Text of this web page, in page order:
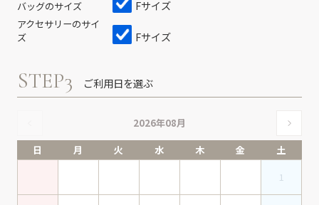
バッグのサイズ Fサイズ
アクセサリーのサイ
ズ
Fサイズ
STEP3 ご利用日を選ぶ
2026年08月
日
月 火 水 木 金
土
1